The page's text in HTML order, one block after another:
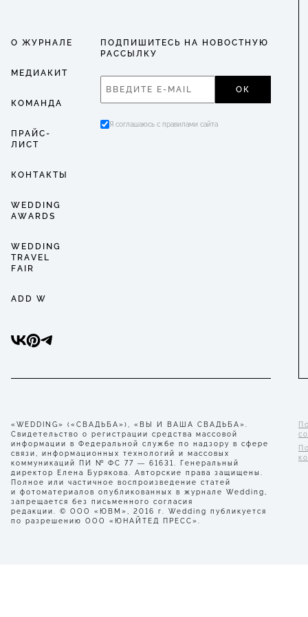
О ЖУРНАЛЕ
МЕДИАКИТ
КОМАНДА
ПРАЙС-
ЛИСТ
КОНТАКТЫ
WEDDING
AWARDS
WEDDING
TRAVEL
FAIR
ADD W
ПОДПИШИТЕСЬ НА НОВОСТНУЮ
РАССЫЛКУ
ОК
Я соглашаюсь с правилами сайта
«WEDDING» («СВАДЬБА»), «ВЫ И ВАША СВАДЬБА».
Свидетельство о регистрации средства массовой
информации в Федеральной службе по надзору в сфере
связи, информационных технологий и массовых
коммуникаций ПИ № ФС 77 — 61631. Генеральный
директор Елена Бурякова. Авторские права защищены.
Полное или частичное воспроизведение статей
и фотоматериалов опубликованных в журнале Wedding,
запрещается без письменного согласия
редакции. © ООО «ЮВМ», 2016 г. Wedding публикуется
по разрешению ООО «ЮНАЙТЕД ПРЕСС».